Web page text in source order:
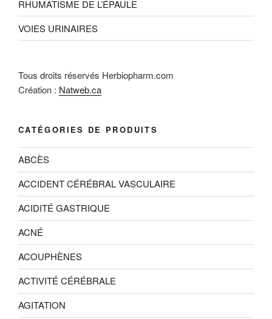
RHUMATISME DE L’ÉPAULE
VOIES URINAIRES
Tous droits réservés Herbiopharm.com
Création : Natweb.ca
CATÉGORIES DE PRODUITS
ABCÈS
ACCIDENT CÉRÉBRAL VASCULAIRE
ACIDITÉ GASTRIQUE
ACNÉ
ACOUPHÈNES
ACTIVITÉ CÉRÉBRALE
AGITATION